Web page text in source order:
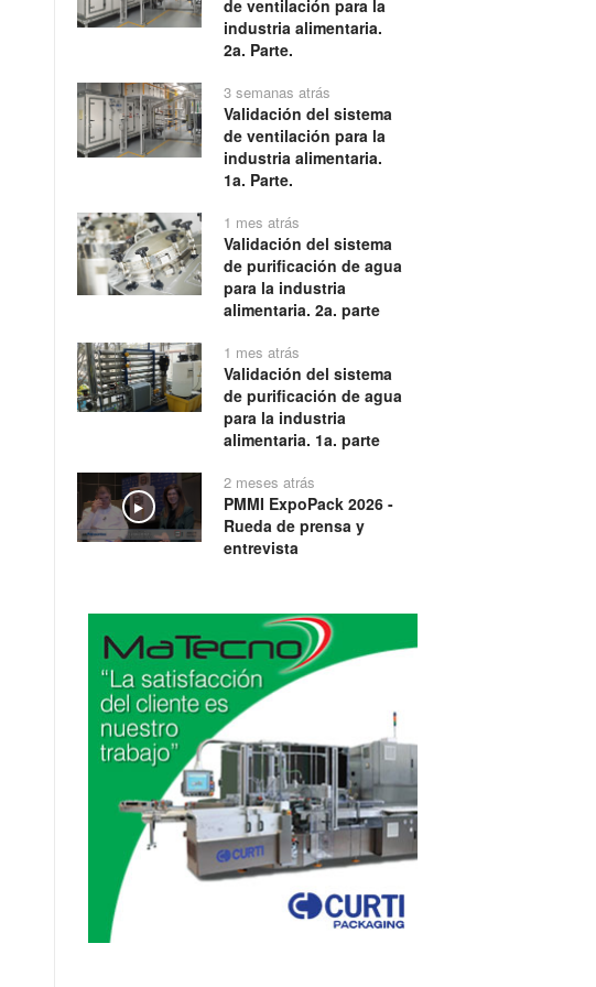
de ventilación para la
industria alimentaria.
2a. Parte.
3 semanas atrás
Validación del sistema
de ventilación para la
industria alimentaria.
1a. Parte.
1 mes atrás
Validación del sistema
de purificación de agua
para la industria
alimentaria. 2a. parte
1 mes atrás
Validación del sistema
de purificación de agua
para la industria
alimentaria. 1a. parte
Play
2 meses atrás
PMMI ExpoPack 2026 -
Rueda de prensa y
entrevista